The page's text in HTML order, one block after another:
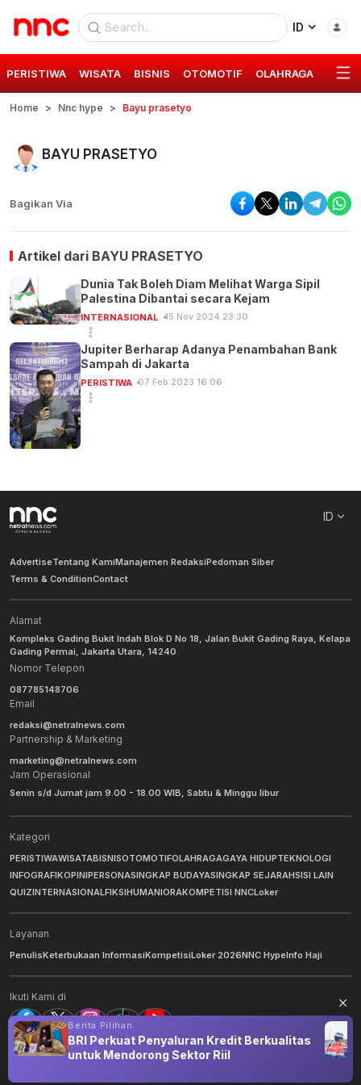
ID
PERISTIWA WISATA BISNIS OTOMOTIF OLAHRAGA GAYA
Home Nnc hype Bayu prasetyo
BAYU PRASETYO
Bagikan Via
Artikel dari BAYU PRASETYO
Dunia Tak Boleh Diam Melihat Warga Sipil
Palestina Dibantai secara Kejam
INTERNASIONAL 15 Nov 2024 23:30
Jupiter Berharap Adanya Penambahan Bank
Sampah di Jakarta
PERISTIWA 07 Feb 2023 16:06
ID
AdvertiseTentang KamiManajemen RedaksiPedoman Siber
Terms & ConditionContact
Alamat
Kompleks Gading Bukit Indah Blok D No 18, Jalan Bukit Gading Raya, Kelapa
Gading Permai, Jakarta Utara, 14240
Nomor Telepon
087785148706
Email
redaksi@netralnews.com
Partnership & Marketing
marketing@netralnews.com
Jam Operasional
Senin s/d Jumat jam 9.00 - 18.00 WIB, Sabtu & Minggu libur
Kategori
PERISTIWAWISATABISNISOTOMOTIFOLAHRAGAGAYA HIDUPTEKNOLOGI
INFOGRAFIKOPINIPERSONASINGKAP BUDAYASINGKAP SEJARAHSISI LAIN
QUIZINTERNASIONALFIKSIHUMANIORAKOMPETISI NNCLoker
Layanan
PenulisKeterbukaan InformasiKompetisiLoker 2026NNC HypeInfo Haji
Ikuti Kami di
©2026NNC Netralnews. All Rights Reserved.
Berita Pilihan
BRI Perkuat Penyaluran Kredit Berkualitas
untuk Mendorong Sektor Riil